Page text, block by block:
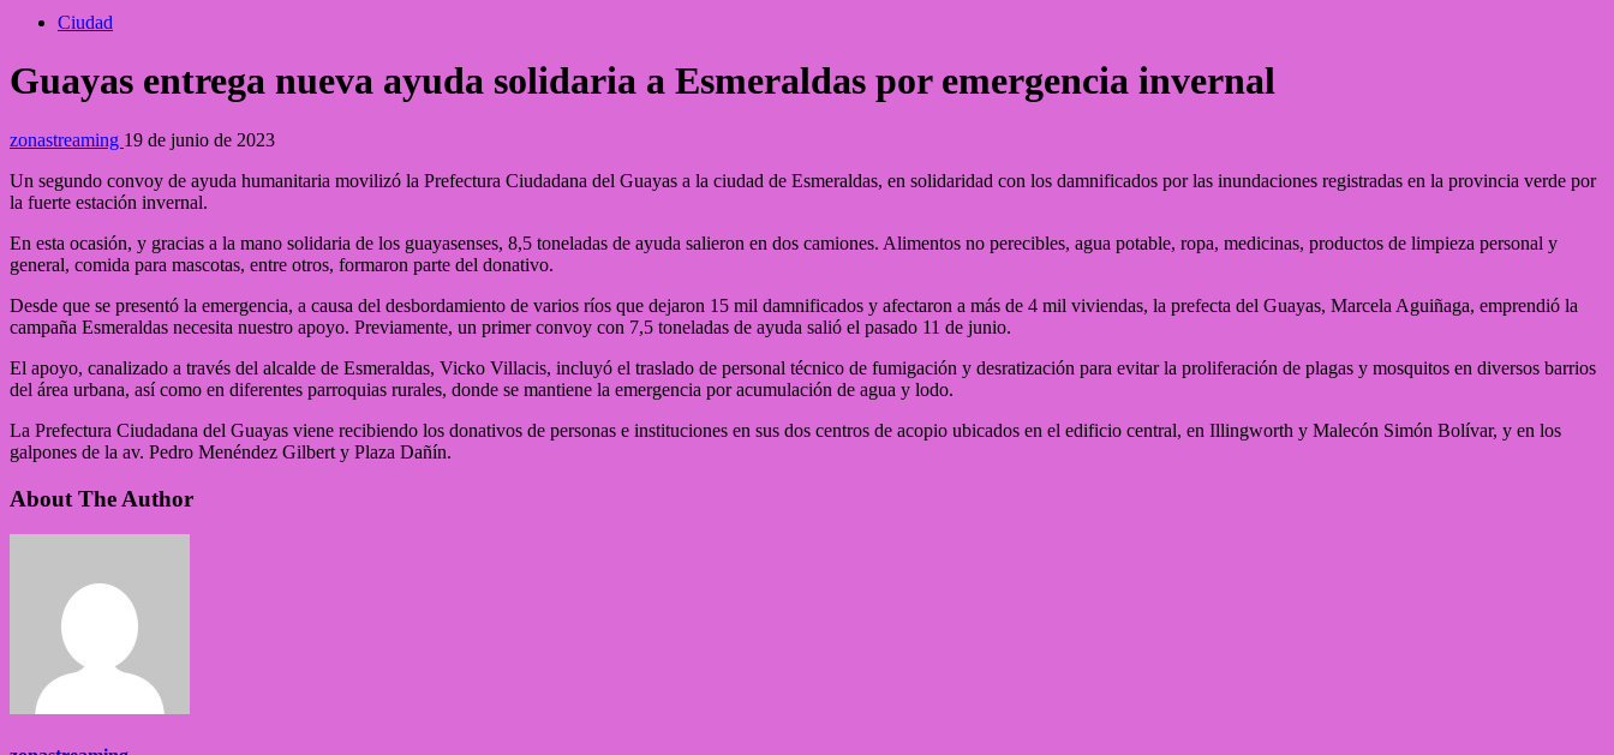
Ciudad
Guayas entrega nueva ayuda solidaria a Esmeraldas por emergencia invernal
zonastreaming 19 de junio de 2023
Un segundo convoy de ayuda humanitaria movilizó la Prefectura Ciudadana del Guayas a la ciudad de Esmeraldas, en solidaridad con los damnificados por las inundaciones registradas en la provincia verde por
la fuerte estación invernal.
En esta ocasión, y gracias a la mano solidaria de los guayasenses, 8,5 toneladas de ayuda salieron en dos camiones. Alimentos no perecibles, agua potable, ropa, medicinas, productos de limpieza personal y
general, comida para mascotas, entre otros, formaron parte del donativo.
Desde que se presentó la emergencia, a causa del desbordamiento de varios ríos que dejaron 15 mil damnificados y afectaron a más de 4 mil viviendas, la prefecta del Guayas, Marcela Aguiñaga, emprendió la
campaña Esmeraldas necesita nuestro apoyo. Previamente, un primer convoy con 7,5 toneladas de ayuda salió el pasado 11 de junio.
El apoyo, canalizado a través del alcalde de Esmeraldas, Vicko Villacis, incluyó el traslado de personal técnico de fumigación y desratización para evitar la proliferación de plagas y mosquitos en diversos barrios
del área urbana, así como en diferentes parroquias rurales, donde se mantiene la emergencia por acumulación de agua y lodo.
La Prefectura Ciudadana del Guayas viene recibiendo los donativos de personas e instituciones en sus dos centros de acopio ubicados en el edificio central, en Illingworth y Malecón Simón Bolívar, y en los
galpones de la av. Pedro Menéndez Gilbert y Plaza Dañín.
About The Author